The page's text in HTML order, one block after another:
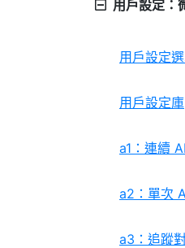
用戶設定：
用戶設定
用戶設定庫
a1：連續
a2：單次
a3：追蹤